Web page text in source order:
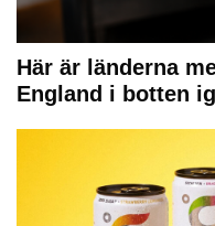
Här är länderna
England i botten